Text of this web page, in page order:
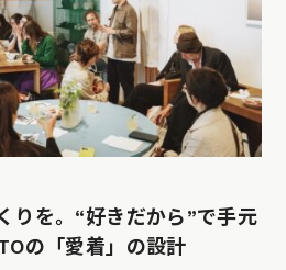
りを。“好きだから”で手元
の「愛着」の設計